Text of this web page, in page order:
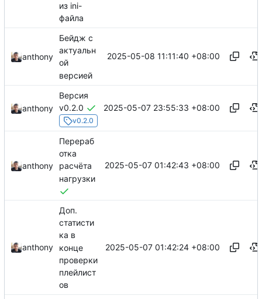
из ini-
файла
anthony
Бейдж с
актуальн
ой
версией
2025-05-08 11:11:40 +08:00
anthony
Версия
v0.2.0
v0.2.0
2025-05-07 23:55:33 +08:00
anthony
Перераб
отка
расчёта
нагрузки
2025-05-07 01:42:43 +08:00
anthony
Доп.
статисти
ка в
конце
проверки
плейлист
ов
2025-05-07 01:42:24 +08:00